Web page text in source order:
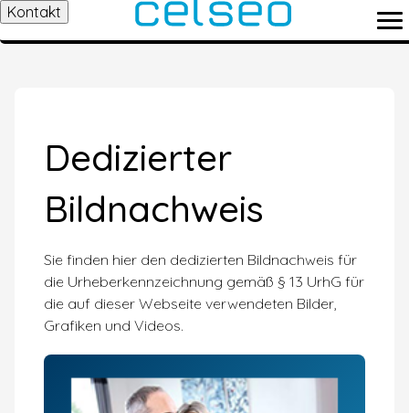
Kontakt
Dedizierter
Bildnachweis
Sie finden hier den dedizierten Bildnachweis für
die Urheberkennzeichnung gemäß § 13 UrhG für
die auf dieser Webseite verwendeten Bilder,
Grafiken und Videos.